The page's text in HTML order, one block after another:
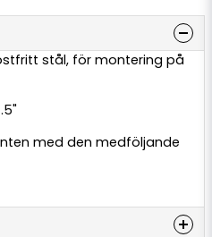
stål, för montering på
med den medföljande